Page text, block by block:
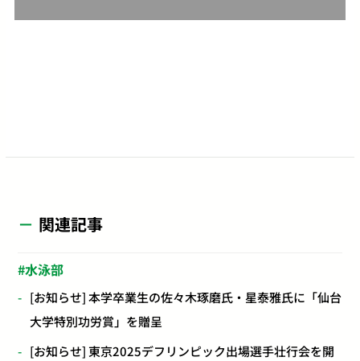
関連記事
水泳部
[お知らせ] 本学卒業生の佐々木琢磨氏・星泰雅氏に「仙台
大学特別功労賞」を贈呈
[お知らせ] 東京2025デフリンピック出場選手壮行会を開